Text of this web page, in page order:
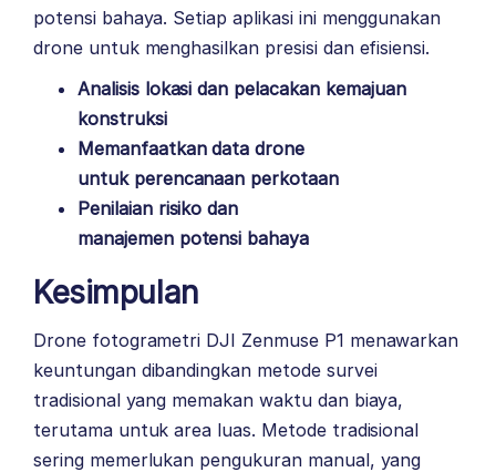
potensi bahaya. Setiap aplikasi ini menggunakan
drone untuk menghasilkan presisi dan efisiensi.
Analisis lokasi dan pelacakan kemajuan
konstruksi
Memanfaatkan data drone
untuk perencanaan perkotaan
Penilaian risiko dan
manajemen potensi bahaya
Kesimpulan
Drone fotogrametri DJI Zenmuse P1 menawarkan
keuntungan dibandingkan metode survei
tradisional yang memakan waktu dan biaya,
terutama untuk area luas. Metode tradisional
sering memerlukan pengukuran manual, yang